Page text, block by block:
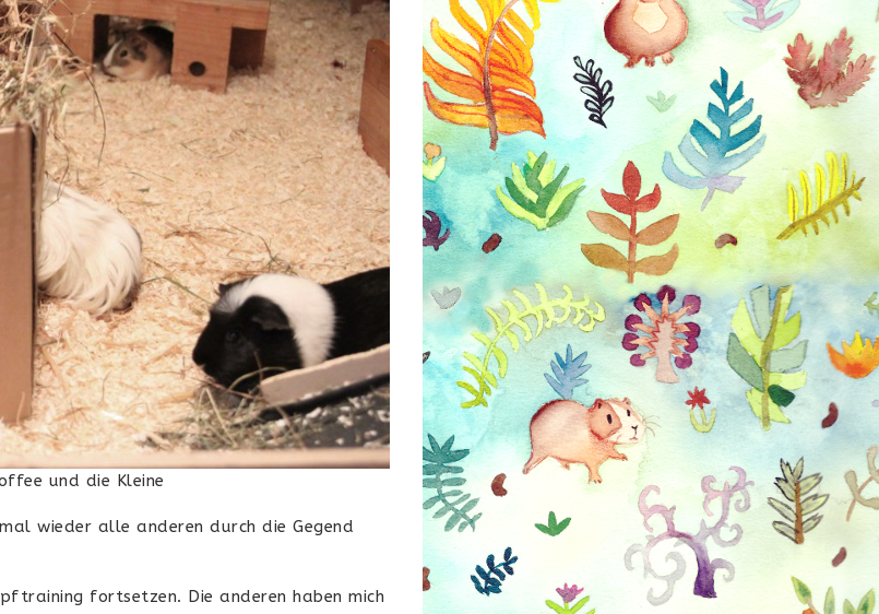
und die Kleine
wieder alle anderen durch die Gegend
fortsetzen. Die anderen haben mich